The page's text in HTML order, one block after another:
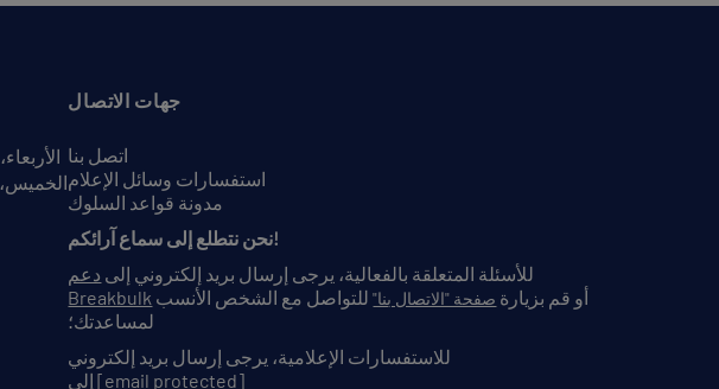
الأربعاء، 2 فبراير، 10:00 - 18:00
الخميس، 3 فبراير، 10:00 - 17:00
جهات الاتصال
اتصل بنا
استفسارات وسائل الإعلام
مدونة قواعد السلوك
نحن نتطلع إلى سماع آرائكم!
للأسئلة المتعلقة بالفعالية، يرجى إرسال بريد إلكتروني إلى دعم
Breakbulk
أو قم بزيارة صفحة "الاتصال بنا"للتواصل مع الشخص الأنسب
لمساعدتك؛
للاستفسارات الإعلامية، يرجى إرسال بريد إلكتروني
إلى[email protected]